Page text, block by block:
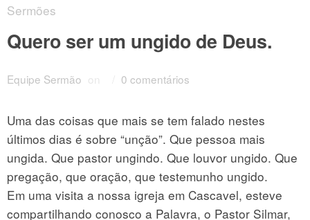
Sermões
Quero ser um ungido de Deus.
Equipe Sermão on 0 comentários
Uma das coisas que mais se tem falado nestes
últimos dias é sobre “unção”. Que pessoa mais
ungida. Que pastor ungindo. Que louvor ungido. Que
pregação, que oração, que testemunho ungido.
Em uma visita a nossa igreja em Cascavel, esteve
compartilhando conosco a Palavra, o Pastor Silmar,